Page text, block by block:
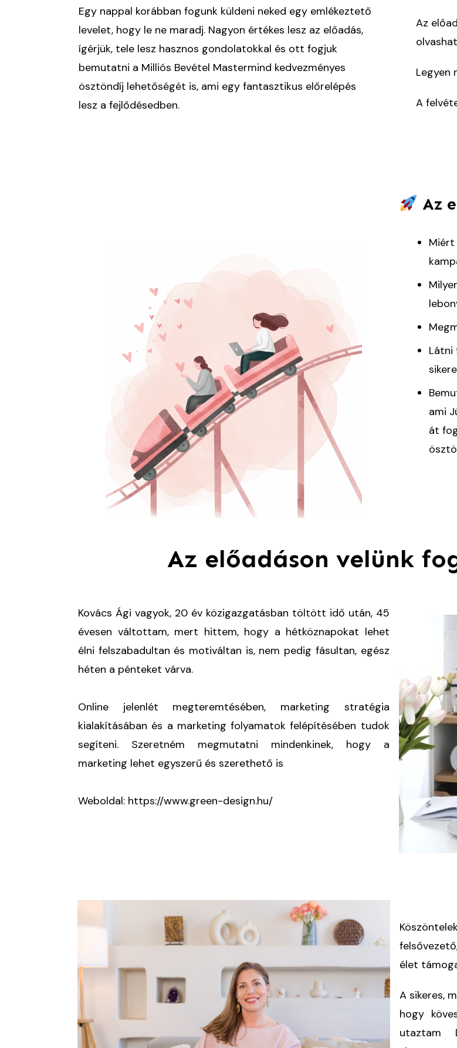
Egy nappal korábban fogunk küldeni neked egy emlékeztető
levelet, hogy le ne maradj. Nagyon értékes lesz az előadás,
ígérjük, tele lesz hasznos gondolatokkal és ott fogjuk
bemutatni a Milliós Bevétel Mastermind kedvezményes
ösztöndíj lehetőségét is, ami egy fantasztikus előrelépés
lesz a fejlődésedben.
Az
Legyen
A
Az
Miért
Látni
ami
át
Az előadáson velünk
Kovács Ági vagyok, 20 év közigazgatásban töltött idő után, 45
évesen váltottam, mert hittem, hogy a hétköznapokat lehet
élni felszabadultan és motiváltan is, nem pedig fásultan, egész
héten a pénteket várva.
Online jelenlét megteremtésében, marketing stratégia
kialakításában és a marketing folyamatok felépítésében tudok
segíteni. Szeretném megmutatni mindenkinek, hogy a
marketing lehet egyszerű és szerethető is
Weboldal: https://www.green-design.hu/
élet
A sikeres,
hogy
utaztam